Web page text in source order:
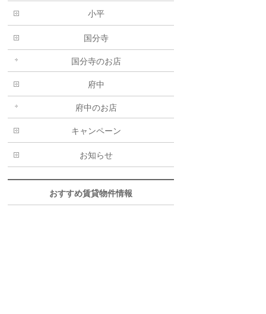
小平
国分寺
国分寺のお店
府中
府中のお店
キャンペーン
お知らせ
おすすめ賃貸物件情報